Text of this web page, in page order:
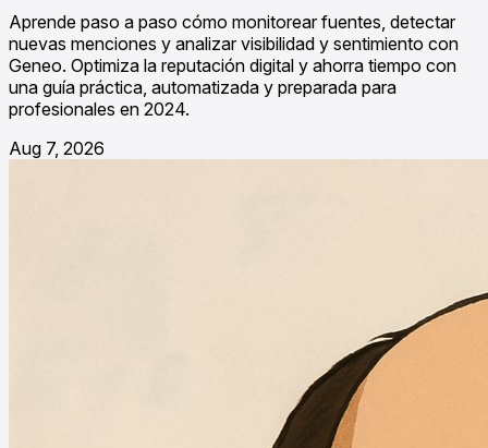
Aprende paso a paso cómo monitorear fuentes, detectar
nuevas menciones y analizar visibilidad y sentimiento con
Geneo. Optimiza la reputación digital y ahorra tiempo con
una guía práctica, automatizada y preparada para
profesionales en 2024.
Aug 7, 2026